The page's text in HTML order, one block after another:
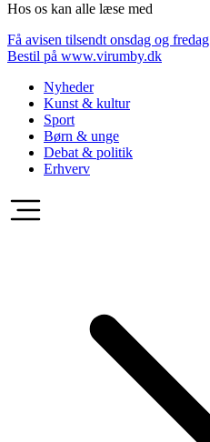
Hos os kan alle læse med
Få avisen tilsendt onsdag og fredag
Bestil på www.virumby.dk
Nyheder
Kunst & kultur
Sport
Børn & unge
Debat & politik
Erhverv